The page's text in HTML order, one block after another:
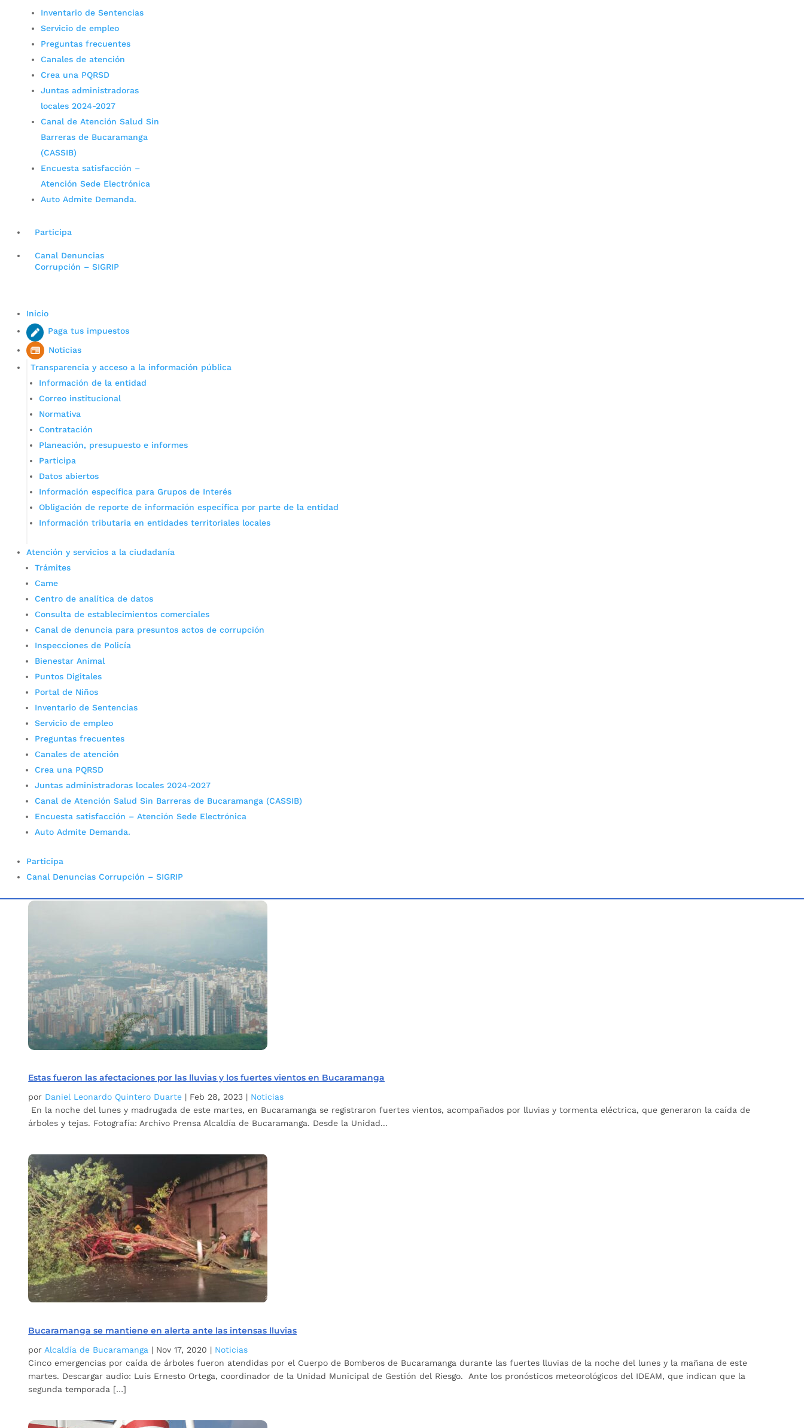
Inventario de Sentencias
Servicio de empleo
Preguntas frecuentes
Canales de atención
Crea una PQRSD
Juntas administradoras
locales 2024-2027
Canal de Atención Salud Sin
Barreras de Bucaramanga
(CASSIB)
Encuesta satisfacción –
Atención Sede Electrónica
Auto Admite Demanda.
Participa
Canal Denuncias
Corrupción – SIGRIP
Inicio
Paga tus impuestos
Noticias
Transparencia y acceso a la información pública
Información de la entidad
Correo institucional
Normativa
Contratación
Planeación, presupuesto e informes
Participa
Datos abiertos
Información específica para Grupos de Interés
Obligación de reporte de información específica por parte de la entidad
Información tributaria en entidades territoriales locales
Atención y servicios a la ciudadanía
Trámites
Came
Centro de analítica de datos
Consulta de establecimientos comerciales
Canal de denuncia para presuntos actos de corrupción
Inspecciones de Policía
Bienestar Animal
Puntos Digitales
Portal de Niños
Inventario de Sentencias
Servicio de empleo
Preguntas frecuentes
Canales de atención
Crea una PQRSD
Juntas administradoras locales 2024-2027
Canal de Atención Salud Sin Barreras de Bucaramanga (CASSIB)
Encuesta satisfacción – Atención Sede Electrónica
Auto Admite Demanda.
Participa
Canal Denuncias Corrupción – SIGRIP
Estas fueron las afectaciones por las lluvias y los fuertes vientos en Bucaramanga
por Daniel Leonardo Quintero Duarte | Feb 28, 2023 | Noticias
En la noche del lunes y madrugada de este martes, en Bucaramanga se registraron fuertes vientos, acompañados por lluvias y tormenta eléctrica, que generaron la caída de
árboles y tejas. Fotografía: Archivo Prensa Alcaldía de Bucaramanga. Desde la Unidad...
Bucaramanga se mantiene en alerta ante las intensas lluvias
porAlcaldía de Bucaramanga | Nov 17, 2020 | Noticias
Cinco emergencias por caída de árboles fueron atendidas por el Cuerpo de Bomberos de Bucaramanga durante las fuertes lluvias de la noche del lunes y la mañana de este
martes. Descargar audio: Luis Ernesto Ortega, coordinador de la Unidad Municipal de Gestión del Riesgo. Ante los pronósticos meteorológicos del IDEAM, que indican que la
segunda temporada […]